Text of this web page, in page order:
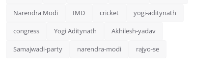
Narendra Modi IMD cricket yogi-aditynath
congress Yogi Aditynath Akhilesh-yadav
Samajwadi-party narendra-modi rajyo-se